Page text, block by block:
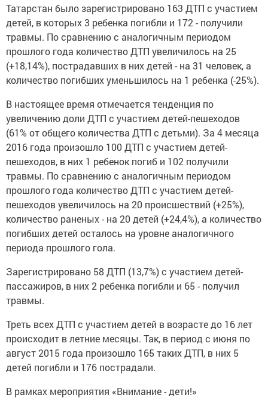
Татарстан было зарегистрировано 163 ДТП с участием
детей, в которых 3 ребенка погибли и 172 - получили
травмы. По сравнению с аналогичным периодом
прошлого года количество ДТП увеличилось на 25
(+18,14%), пострадавших в них детей - на 31 человек, а
количество погибших уменьшилось на 1 ребенка (-25%).
В настоящее время отмечается тенденция по
увеличению доли ДТП с участием детей-пешеходов
(61% от общего количества ДТП с детьми). За 4 месяца
2016 года произошло 100 ДТП с участием детей-
пешеходов, в них 1 ребенок погиб и 102 получили
травмы. По сравнению с аналогичным периодом
прошлого года количество ДТП с участием детей-
пешеходов увеличилось на 20 происшествий (+25%),
количество раненых - на 20 детей (+24,4%), а количество
погибших детей осталось на уровне аналогичного
периода прошлого гола.
Зарегистрировано 58 ДТП (13,7%) с участием детей-
пассажиров, в них 2 ребенка погибли и 65 - получил
травмы.
Треть всех ДТП с участием детей в возрасте до 16 лет
происходит в летние месяцы. Так, в период с июня по
август 2015 года произошло 165 таких ДТП, в них 5
детей погибли и 176 пострадали.
В рамках мероприятия «Внимание - дети!»